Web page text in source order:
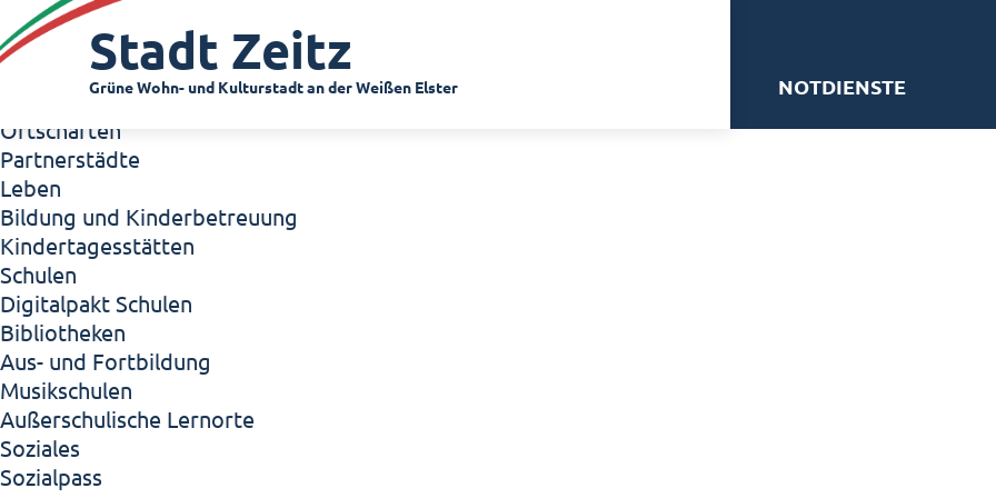
Zeitz - Die Kleinstadt
Willkommen in Zeitz!
Interview mit Oberbürgermeister Christian Thieme
Zeitz - Stadt der Zukunft
Ortschaften
Partnerstädte
Leben
Bildung und Kinderbetreuung
Kindertagesstätten
Schulen
Digitalpakt Schulen
Bibliotheken
Aus- und Fortbildung
Musikschulen
Außerschulische Lernorte
Soziales
Sozialpass
Stadt Zeitz
Grüne Wohn- und Kulturstadt an der Weißen Elster NOTDIENSTE